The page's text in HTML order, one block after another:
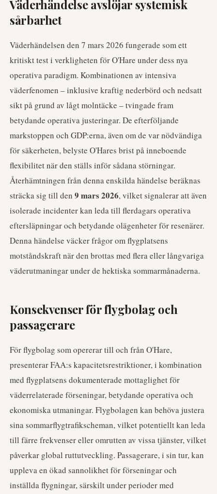
Väderhändelse avslöjar systemisk
sårbarhet
Väderhändelsen den 7 mars 2026 fungerade som ett
kritiskt test i verkligheten för O'Hare under dess nya
operativa paradigm. Kombinationen av intensiva
väderfenomen – inklusive kraftig nederbörd och nedsatt
sikt på grund av lågt molntäcke – tvingade fram
betydande operativa justeringar. De efterföljande
markstoppen och GDP:erna, även om de var nödvändiga
för säkerheten, belyste O'Hares brist på inneboende
flexibilitet när den ställs inför sådana störningar.
Återhämtningen från denna enskilda händelse beräknas
sträcka sig till den 9 mars 2026, vilket signalerar att även
isolerade incidenter kan leda till flerdagars operativa
eftersläpningar och betydande olägenheter för resenärer.
Denna händelse väcker frågor om flygplatsens
motståndskraft när den brottas med flera eller långvariga
väderutmaningar under de hektiska sommarmånaderna.
Konsekvenser för flygbolag och
passagerare
För flygbolag som opererar till och från O'Hare,
presenterar FAA:s kapacitetsrestriktioner, i kombination
med flygplatsens dokumenterade mottaglighet för
väderrelaterade förseningar, betydande operativa och
ekonomiska utmaningar. Flygbolagen kan behöva justera
sina sommarflygtrafikscheman, vilket potentiellt kan leda
till färre frekvenser eller omrutten av vissa tjänster, vilket
påverkar global ruttutveckling. Passagerare, i sin tur, kan
uppleva en ökad sannolikhet för förseningar och
inställda flygningar, särskilt under perioder med